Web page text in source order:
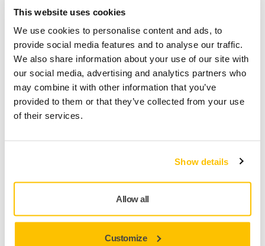
This website uses cookies
We use cookies to personalise content and ads, to
provide social media features and to analyse our traffic.
We also share information about your use of our site with
our social media, advertising and analytics partners who
may combine it with other information that you’ve
provided to them or that they’ve collected from your use
of their services.
Show details
Allow all
Customize
integrat, destinat pentru roboți industriali.
Tampon de 32 mm și...
Mirka® AIROS 350S Ø 77 mm
Un șlefuitor orbital aleatoriu automat,
integrat, destinat pentru roboți industriali.
Tampon de 77 mm și...
Mirka® AIROS 350NV Ø 77 mm
Un șlefuitor orbital aleatoriu automat,
integrat, destinat pentru roboți industriali.